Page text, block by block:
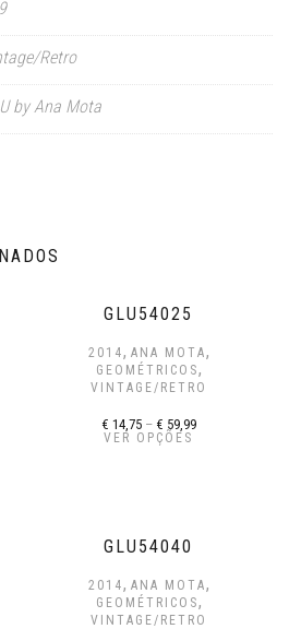
Retro
by Ana Mota
GLU54025
2014, ANA MOTA,
GEOMÉTRICOS,
VINTAGE/RETRO
€ 14,75– € 59,99
VER OPÇÕES
GLU54040
2014, ANA MOTA,
GEOMÉTRICOS,
VINTAGE/RETRO